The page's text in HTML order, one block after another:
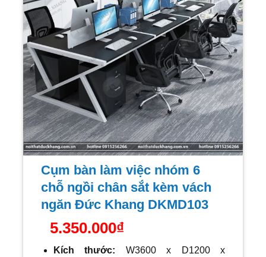
Cụm bàn làm việc nhóm 6
chỗ ngồi chân sắt kèm vách
ngăn Đức Khang DKMD103
5.350.000₫
Kích thước: W3600 x D1200 x